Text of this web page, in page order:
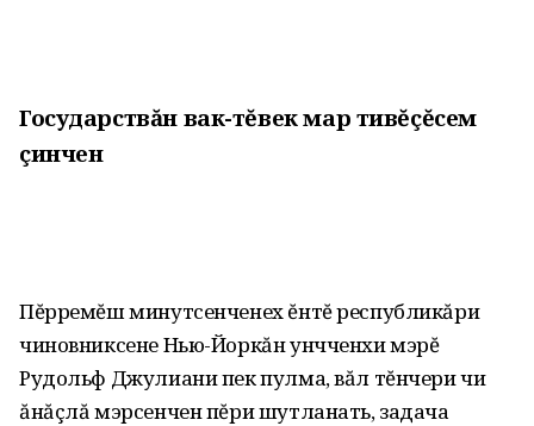
Государствăн вак-тĕвек мар тивĕçĕсем
çинчен
Пĕрремĕш минутсенченех ĕнтĕ республикăри
чиновниксене Нью-Йоркăн унчченхи мэрĕ
Рудольф Джулиани пек пулма, вăл тĕнчери чи
ăнăçлă мэрсенчен пĕри шутланать, задача